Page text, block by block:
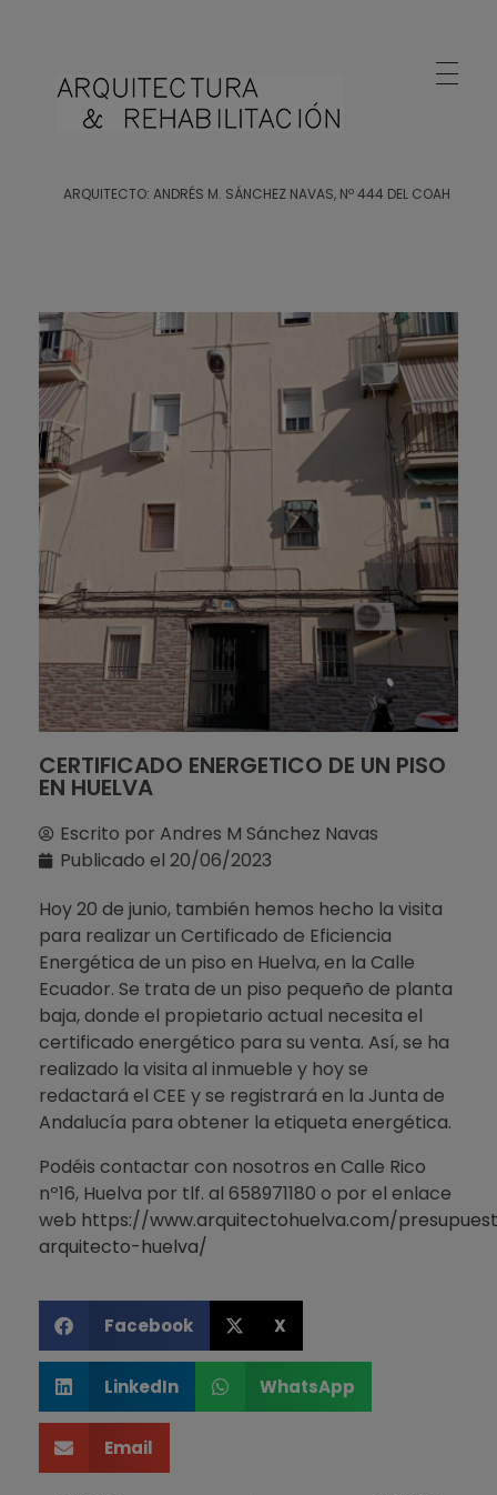
ARQUITECTO: ANDRÉS M. SÁNCHEZ NAVAS, Nº 444 DEL COAH
CERTIFICADO ENERGETICO DE UN PISO
EN HUELVA
Escrito por Andres M Sánchez Navas
Publicado el 20/06/2023
Hoy 20 de junio, también hemos hecho la visita
para realizar un Certificado de Eficiencia
Energética de un piso en Huelva, en la Calle
Ecuador. Se trata de un piso pequeño de planta
baja, donde el propietario actual necesita el
certificado energético para su venta. Así, se ha
realizado la visita al inmueble y hoy se
redactará el CEE y se registrará en la Junta de
Andalucía para obtener la etiqueta energética.
Podéis contactar con nosotros en Calle Rico
nº16, Huelva por tlf. al 658971180 o por el enlace
web https://www.arquitectohuelva.com/
arquitecto-huelva/
Facebook X
LinkedIn WhatsApp
Email